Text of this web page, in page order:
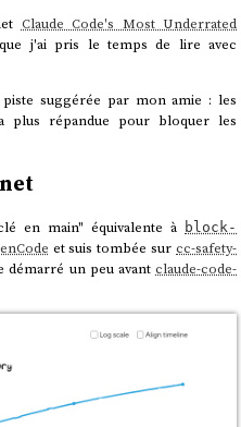
Claude Code's Most Underrated
que j'ai pris le temps de lire avec
suggérée par mon amie : les
répandue pour bloquer les
en main" équivalente à block-
et suis tombée surcc-safety-
démarré un peu avantclaude-code-